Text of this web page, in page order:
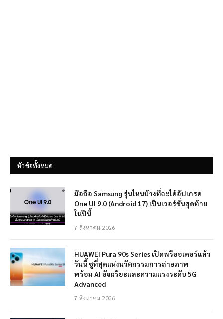
หัวข้อทั้งหมด
มือถือ Samsung รุ่นไหนบ้างที่จะได้อัปเกรด
One UI 9.0 (Android 17) เป็นเวอร์ชั่นสุดท้าย
ในปีนี้
7 สิงหาคม 2026
HUAWEI Pura 90s Series เปิดพรีออเดอร์แล้ว
วันนี้ ชูที่สุดแห่งนวัตกรรมการถ่ายภาพ
พร้อม AI อัจฉริยะและความแรงระดับ 5G
Advanced
7 สิงหาคม 2026